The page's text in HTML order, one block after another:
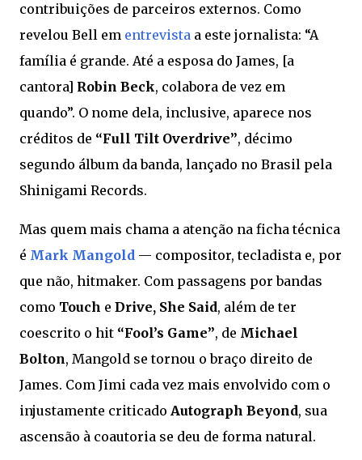
contribuições de parceiros externos. Como
revelou Bell em entrevista a este jornalista: “A
família é grande. Até a esposa do James, [a
cantora] Robin Beck, colabora de vez em
quando”. O nome dela, inclusive, aparece nos
créditos de “Full Tilt Overdrive”, décimo
segundo álbum da banda, lançado no Brasil pela
Shinigami Records.
Mas quem mais chama a atenção na ficha técnica
é Mark Mangold — compositor, tecladista e, por
que não, hitmaker. Com passagens por bandas
como Touch e Drive, She Said, além de ter
coescrito o hit “Fool’s Game”, de Michael
Bolton, Mangold se tornou o braço direito de
James. Com Jimi cada vez mais envolvido com o
injustamente criticado Autograph Beyond, sua
ascensão à coautoria se deu de forma natural.